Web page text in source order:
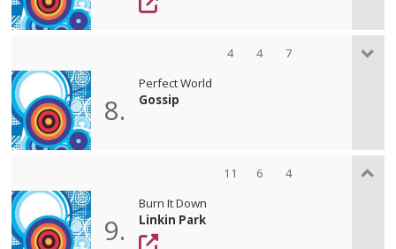
4 4 7
8.
Perfect World
Gossip
11 6 4
9.
Burn It Down
Linkin Park